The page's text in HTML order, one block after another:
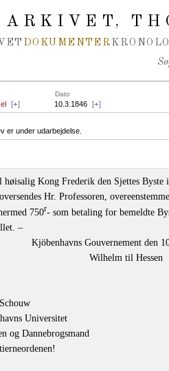
ARKIVET,
DOKUMENTER
Dato
[+] 10.3.1846 [+]
er under udarbejdelse.
Kong Frederik den Sjettes Byste
Hr. Professoren,
750r- som betaling for bemeldte
–
Kjöbenhavns Gouvernement den
Wilhelm til Hessen
Universitet
og Dannebrogsmand